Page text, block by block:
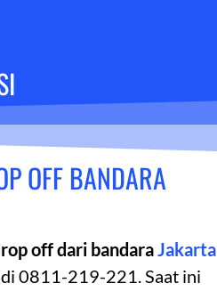
OFF BANDARA
off dari bandaraJakarta
0811-219-221. Saat ini